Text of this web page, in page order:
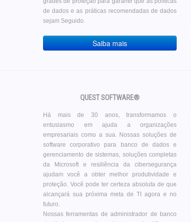
de dados e as práticas recomendadas de dados
sejam Seguido.
Saiba mais
QUEST SOFTWARE®
Há mais de 30 anos, transformamos o
entusiasmo em ajuda a organizações
empresariais como a sua. Nossas soluções de
software corporativo para banco de dados e
gerenciamento de sistemas, soluções completas
da Microsoft e resiliência da cibersegurança
ajudam você a obter melhor produtividade e
proteção. Você pode ter certeza absoluta de que
alcançará sua próxima meta de TI agora e no
futuro.
Nossas ferramentas de administrador de banco